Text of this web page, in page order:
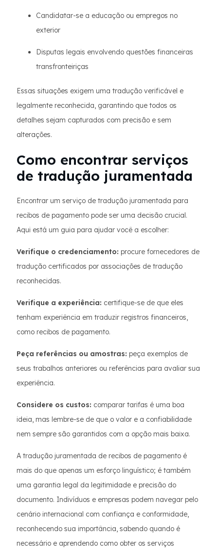
Candidatar-se a educação ou empregos no
exterior
Disputas legais envolvendo questões financeiras
transfronteiriças
Essas situações exigem uma tradução verificável e
legalmente reconhecida, garantindo que todos os
detalhes sejam capturados com precisão e sem
alterações.
Como encontrar serviços
de tradução juramentada
Encontrar um serviço de tradução juramentada para
recibos de pagamento pode ser uma decisão crucial.
Aqui está um guia para ajudar você a escolher:
Verifique o credenciamento: procure fornecedores de
tradução certificados por associações de tradução
reconhecidas.
Verifique a experiência: certifique-se de que eles
tenham experiência em traduzir registros financeiros,
como recibos de pagamento.
Peça referências ou amostras: peça exemplos de
seus trabalhos anteriores ou referências para avaliar sua
experiência.
Considere os custos: comparar tarifas é uma boa
ideia, mas lembre-se de que o valor e a confiabilidade
nem sempre são garantidos com a opção mais baixa.
A tradução juramentada de recibos de pagamento é
mais do que apenas um esforço linguístico; é também
uma garantia legal da legitimidade e precisão do
documento. Indivíduos e empresas podem navegar pelo
cenário internacional com confiança e conformidade,
reconhecendo sua importância, sabendo quando é
necessário e aprendendo como obter os serviços